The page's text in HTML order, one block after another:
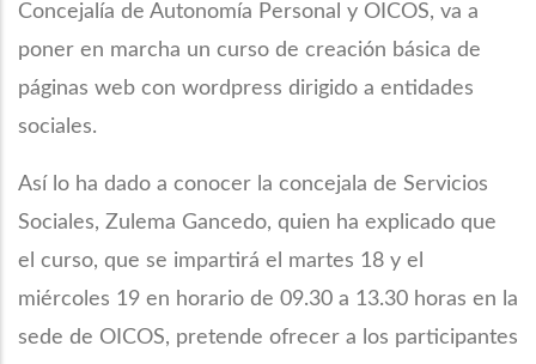
Concejalía de Autonomía Personal y OICOS, va a
poner en marcha un curso de creación básica de
páginas web con wordpress dirigido a entidades
sociales.
Así lo ha dado a conocer la concejala de Servicios
Sociales, Zulema Gancedo, quien ha explicado que
el curso, que se impartirá el martes 18 y el
miércoles 19 en horario de 09.30 a 13.30 horas en la
sede de OICOS, pretende ofrecer a los participantes